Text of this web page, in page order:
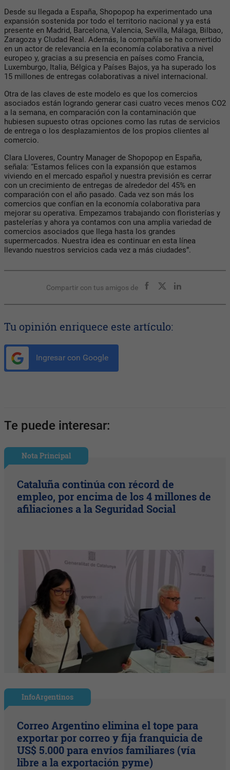
Desde su llegada a España, Shopopop ha experimentado una
expansión sostenida por todo el territorio nacional y ya está
presente en Madrid, Barcelona, Valencia, Sevilla, Málaga, Bilbao,
Zaragoza y CIudad Real. Además, la compañía se ha convertido
en un actor de relevancia en la economía colaborativa a nivel
europeo y, gracias a su presencia en países como Francia,
Luxemburgo, Italia, Bélgica y Países Bajos, ya ha superado los
15 millones de entregas colaborativas a nivel internacional.
Otra de las claves de este modelo es que los comercios
asociados están logrando generar casi cuatro veces menos CO2
a la semana, en comparación con la contaminación que
hubiesen supuesto otras opciones como las rutas de servicios
de entrega o los desplazamientos de los propios clientes al
comercio.
Clara Lloveres, Country Manager de Shopopop en España,
señala: “Estamos felices con la expansión que estamos
viviendo en el mercado español y nuestra previsión es cerrar
con un crecimiento de entregas de alrededor del 45% en
comparación con el año pasado. Cada vez son más los
comercios que confían en la economía colaborativa para
mejorar su operativa. Empezamos trabajando con floristerías y
pastelerías y ahora ya contamos con una amplia variedad de
comercios asociados que llega hasta los grandes
supermercados. Nuestra idea es continuar en esta línea
llevando nuestros servicios cada vez a más ciudades”.
Compartir con tus amigos de
Tu opinión enriquece este artículo:
Ingresar con Google
Te puede interesar:
Nota Principal
Cataluña continúa con récord de
empleo, por encima de los 4 millones de
afiliaciones a la Seguridad Social
InfoArgentinos
Correo Argentino elimina el tope para
exportar por correo y fija franquicia de
US$ 5.000 para envíos familiares (vía
libre a la exportación pyme)